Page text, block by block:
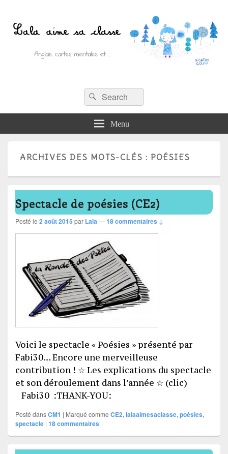
Lala aime sa classe
Anglais, cartes mentales et ….Recherche :
Rechercher
Menu
ARCHIVES DES MOTS-CLÉS : POÉSIES
Spectacle de poésies (CE2)
Posté le 2 août 2015 par Lala—18 commentaires ↓
Voici le spectacle « Poésies » présenté par
Fabi30… Encore une merveilleuse
contribution ! ☆ Les explications du spectacle
et son déroulement dans l’année ☆ (clic)
Fabi30 :THANK-YOU:
Posté dansCM1 | Marqué comme CE2, lalaaimesaclasse, poésies,
spectacle | 18commentaires